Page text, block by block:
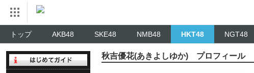
トップ AKB48 SKE48 NMB48 HKT48 NGT48
秋吉優花(あきよしゆか) プロフィール